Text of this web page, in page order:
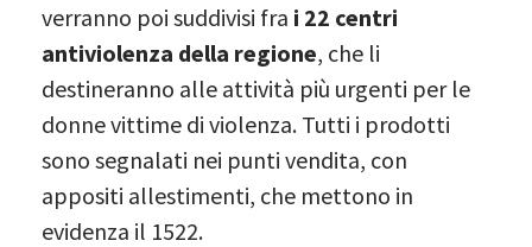
verranno poi suddivisi fra i 22 centri
antiviolenza della regione, che li
destineranno alle attività più urgenti per le
donne vittime di violenza. Tutti i prodotti
sono segnalati nei punti vendita, con
appositi allestimenti, che mettono in
evidenza il 1522.